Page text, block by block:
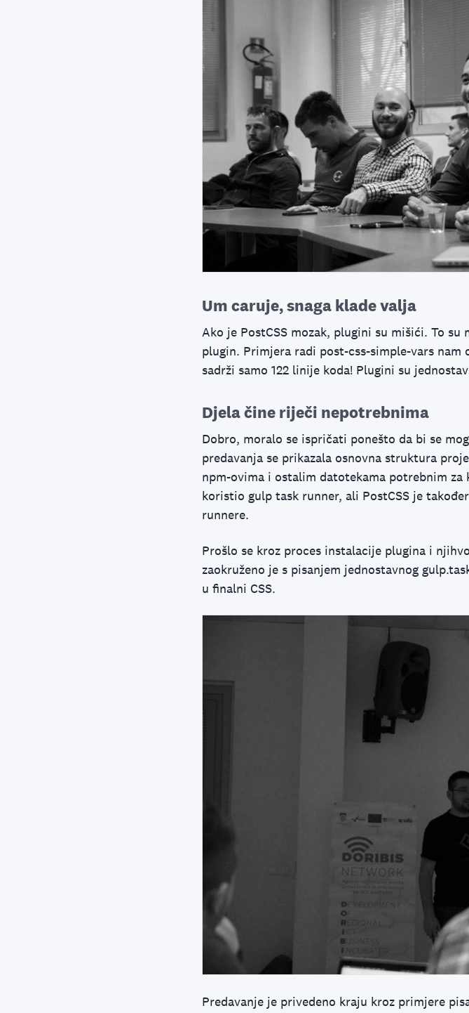
Um caruje, snaga klade valja
Ako je PostCSS mozak, plugini su mišići. To
plugin. Primjera radi post-css-simple-vars
sadrži samo 122 linije koda! Plugini su
Djela čine riječi nepotrebnima
Dobro, moralo se ispričati ponešto da bi se
predavanja se prikazala osnovna struktura
npm-ovima i ostalim datotekama potrebnim
koristio gulp task runner, ali PostCSS je
runnere.
Prošlo se kroz proces instalacije plugina i
zaokruženo je s pisanjem jednostavnog
u finalni CSS.
Predavanje je privedeno kraju kroz primjere